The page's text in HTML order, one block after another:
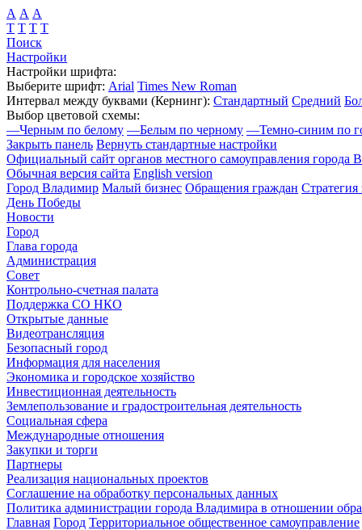
А А А
Т Т Т Т
Поиск
Настройки
Настройки шрифта:
Выберите шрифт: Arial Times New Roman
Интервал между буквами (Кернинг): Стандартный Средний
Выбор цветовой схемы:
—Черным по белому —Белым по черному —Темно-синим по
Закрыть панель Вернуть стандартные настройки
Официальный сайт органов местного самоуправления города
Обычная версия сайта English version
Город Владимир Малый бизнес Обращения граждан Стратегия
День Победы
Новости
Город
Глава города
Администрация
Совет
Контрольно-счетная палата
Поддержка СО НКО
Открытые данные
Видеотрансляция
Безопасный город
Информация для населения
Экономика и городское хозяйство
Инвестиционная деятельность
Землепользование и градостроительная деятельность
Социальная сфера
Международные отношения
Закупки и торги
Партнеры
Реализация национальных проектов
Соглашение на обработку персональных данных
Политика администрации города Владимира в отношении
Главная Город Территориальное общественное самоуправление